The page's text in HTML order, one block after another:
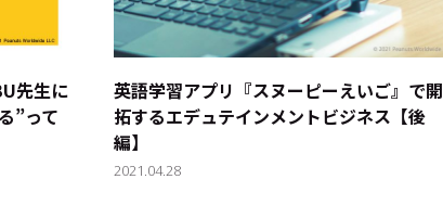
先生に
”って
英語学習アプリ『スヌーピーえいご』で開
拓するエデュテインメントビジネス【後
編】
2021.04.28